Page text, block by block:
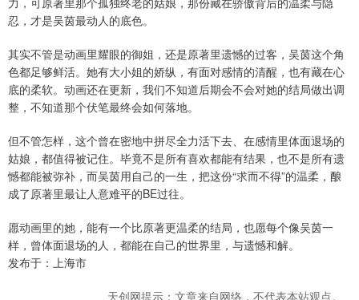
忍，才是吴茵最动人的底色。
其实不管是动画里耀眼的御姐，还是原著里遗憾的过客，吴茵这个角
色都足够鲜活。她有大小姐的娇纵，有面对感情的清醒，也有藏在心
底的柔软。动画还在更新，我们不知道后期会不会对她的结局做出调
整，不知道那个伏笔最终会如何落地。
但不管怎样，这个曾在密地中拼尽全力活下去、在感情里体面退场的
姑娘，都值得被记住。毕竟不是所有喜欢都能有结果，也不是所有遗
憾都能被弥补，而吴茵用自己的一生，把这份“求而不得”的温柔，酿
成了原著里最让人意难平的BE过往。
愿动画里的她，能有一个比原著更温柔的结局，也愿每个像吴茵一
样，曾体面退场的人，都能在自己的世界里，与遗憾和解。
发布于：上海市
天创网提示：文章来自网络，不代表本站观点。